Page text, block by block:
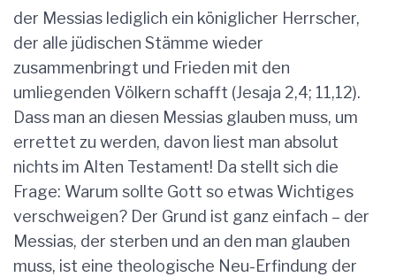
der Messias lediglich ein königlicher Herrscher,
der alle jüdischen Stämme wieder
zusammenbringt und Frieden mit den
umliegenden Völkern schafft (Jesaja 2,4; 11,12).
Dass man an diesen Messias glauben muss, um
errettet zu werden, davon liest man absolut
nichts im Alten Testament! Da stellt sich die
Frage: Warum sollte Gott so etwas Wichtiges
verschweigen? Der Grund ist ganz einfach – der
Messias, der sterben und an den man glauben
muss, ist eine theologische Neu-Erfindung der